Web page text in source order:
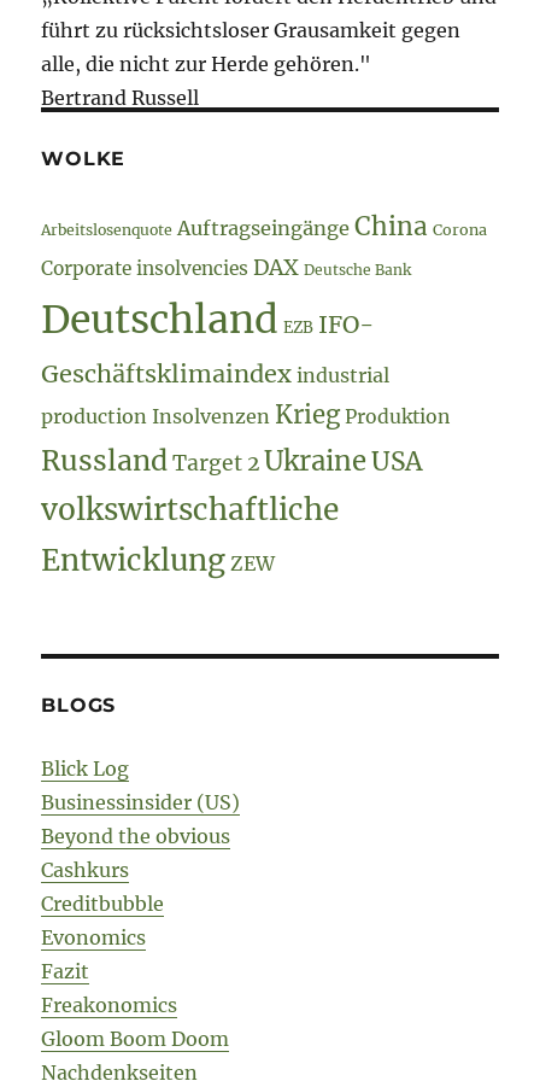
führt zu rücksichtsloser Grausamkeit gegen
alle, die nicht zur Herde gehören."
Bertrand Russell
WOLKE
Arbeitslosenquote Auftragseingänge China Corona
Corporate insolvencies DAX Deutsche Bank
Deutschland EZB IFO-
Geschäftsklimaindex industrial
production Insolvenzen Krieg Produktion
Russland Target 2 Ukraine USA
volkswirtschaftliche
Entwicklung ZEW
BLOGS
Blick Log
Businessinsider (US)
Beyond the obvious
Cashkurs
Creditbubble
Evonomics
Fazit
Freakonomics
Gloom Boom Doom
Nachdenkseiten